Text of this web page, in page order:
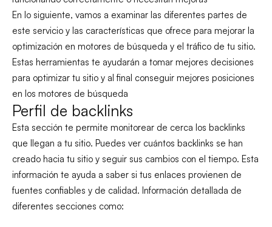
En lo siguiente, vamos a examinar las diferentes partes de
este servicio y las características que ofrece para mejorar la
optimización en motores de búsqueda y el tráfico de tu sitio.
Estas herramientas te ayudarán a tomar mejores decisiones
para optimizar tu sitio y al final conseguir mejores posiciones
en los motores de búsqueda
Perfil de backlinks
Esta sección te permite monitorear de cerca los backlinks
que llegan a tu sitio. Puedes ver cuántos backlinks se han
creado hacia tu sitio y seguir sus cambios con el tiempo. Esta
información te ayuda a saber si tus enlaces provienen de
fuentes confiables y de calidad. Información detallada de
diferentes secciones como: